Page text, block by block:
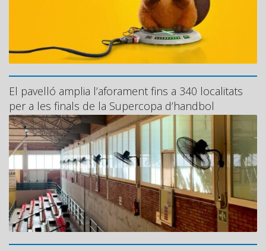
El pavelló amplia l’aforament fins a 340 localitats
per a les finals de la Supercopa d’handbol